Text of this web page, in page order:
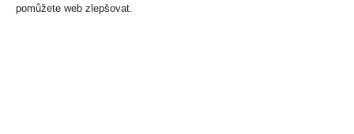
pomůžete web zlepšovat.